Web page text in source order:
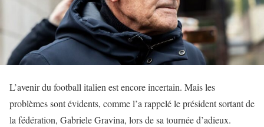
L’avenir du football italien est encore incertain. Mais les
problèmes sont évidents, comme l’a rappelé le président sortant de
la fédération, Gabriele Gravina, lors de sa tournée d’adieux.